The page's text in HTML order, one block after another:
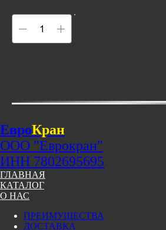
ЕвроКран
ООО "Еврокран"
ИНН 7802695695
ГЛАВНАЯ
КАТАЛОГ
О НАС
ПРЕИМУЩЕСТВА
ДОСТАВКА